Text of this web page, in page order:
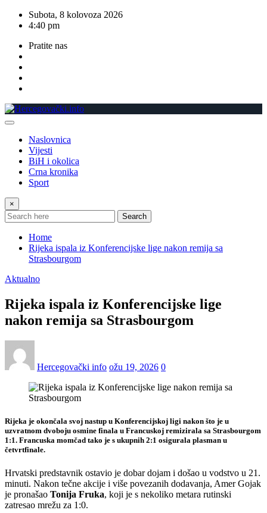
Skip
Subota, 8 kolovoza 2026
4:40 pm
Pratite nas
Naslovnica
Vijesti
BiH i okolica
Crna kronika
Sport
×
Search
Home
Rijeka ispala iz Konferencijske lige nakon remija sa
Strasbourgom
Aktualno
Rijeka ispala iz Konferencijske lige
nakon remija sa Strasbourgom
Hercegovački info ožu 19, 2026 0
Rijeka je okončala svoj nastup u Konferencijskoj ligi nakon što je u
uzvratnom dvoboju osmine finala u Francuskoj remizirala sa Strasbourgom
1:1. Francuska momčad tako je s ukupnih 2:1 osigurala plasman u
četvrtfinale.
Hrvatski predstavnik ostavio je dobar dojam i došao u vodstvo u 21.
minuti. Nakon tečne akcije i više povezanih dodavanja, Amer Gojak
je pronašao Tonija Fruka, koji je s nekoliko metara rutinski
zatresao mrežu za 1:0.